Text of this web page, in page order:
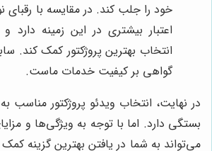
خود را جلب کند. در مقایسه با رقبای
اعتبار بیشتری در این زمینه دارد
انتخاب بهترین پروژکتور کمک کند.
گواهی بر کیفیت خدمات ماست.
در نهایت، انتخاب ویدئو پروژکتور مناسب
بستگی دارد. اما با توجه به ویژگی‌ها و
می‌تواند به شما در یافتن بهترین گزینه